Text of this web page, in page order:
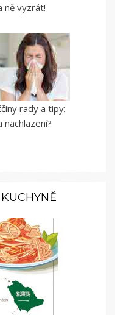
ně vyzrát!
rady a tipy:
nachlazení?